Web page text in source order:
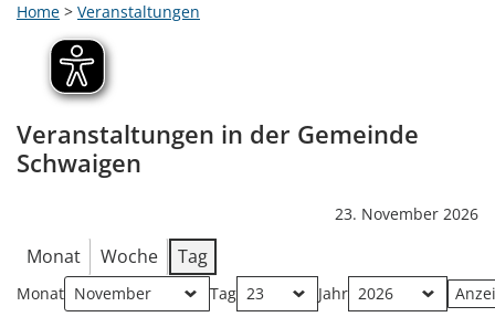
Home > Veranstaltungen
Veranstaltungen in der Gemeinde
Schwaigen
23. November 2026
Monat Woche Tag
Monat Tag Jahr